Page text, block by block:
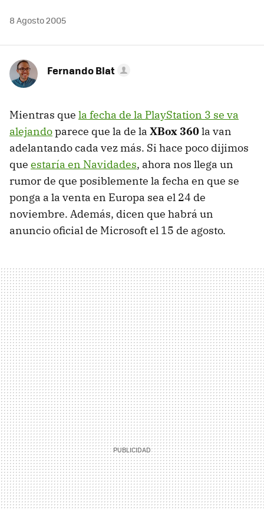
8 Agosto 2005
Fernando Blat
Mientras que la fecha de la PlayStation 3 se va
alejandoparece que la de la XBox 360la van
adelantando cada vez más. Si hace poco dijimos
que estaría en Navidades, ahora nos llega un
rumor de que posiblemente la fecha en que se
ponga a la venta en Europa sea el 24 de
noviembre. Además, dicen que habrá un
anuncio oficial de Microsoft el 15 de agosto.